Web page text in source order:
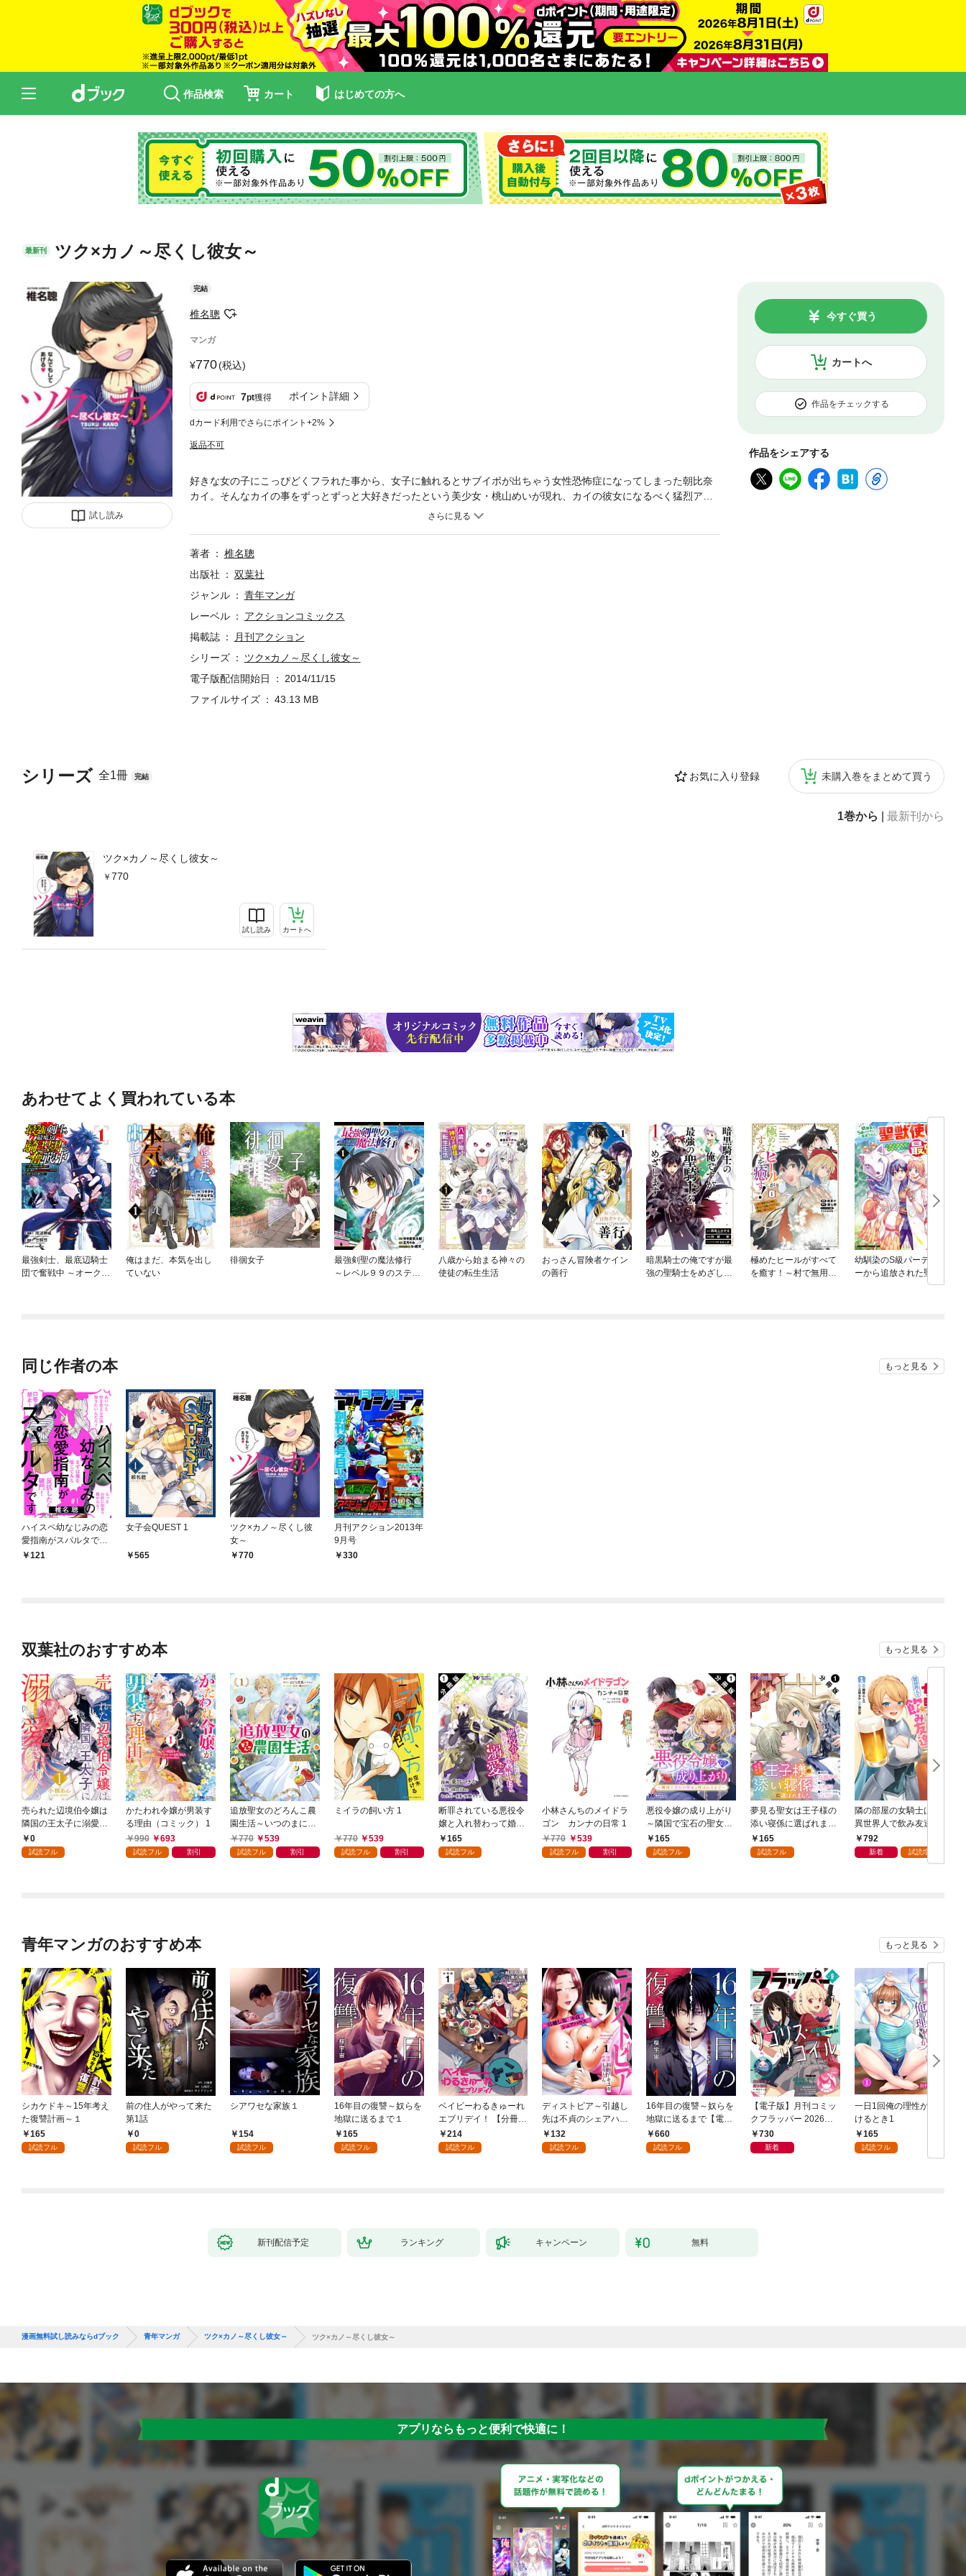
作品検索 カート はじめての方へ
最新刊 ツク×カノ～尽くし彼女～
試し読み
完結
椎名聰
マンガ
770(税込)
7pt獲得 ポイント詳細
dカード利用でさらにポイント+2%
返品不可
カートへ
今すぐ買う
作品をチェックする
作品をシェアする
シリーズ 全1冊 完結 お気に入り登録 未購入巻をまとめて買う
1巻から 最新刊から
ツク×カノ～尽くし彼女～
770
試し読み カートへ
好きな女の子にこっぴどくフラれた事から、女子に触れるとサブイボが出ちゃう女性恐怖症になってしまった朝比奈
カイ。そんなカイの事をずっとずっと大好きだったという美少女・桃山めいが現れ、カイの彼女になるべく猛烈アタ
ック＆アピールの日々。しかし、めいのアピールは酷く強引な「尽くし方」で…!?破天荒なカノジョにカレは振り回
著者
椎名聰
出版社
双葉社
ジャンル
青年マンガ
レーベル
アクションコミックス
掲載誌
月刊アクション
シリーズ
ツク×カノ～尽くし彼女～
電子版配信開始日
2014/11/15
ファイルサイズ
43.13 MB
あわせてよく買われている本
最強剣士、最底辺騎士
団で奮戦中 ～オークを
俺はまだ、本気を出し
ていない
徘徊女子
最強剣聖の魔法修行
～レベル９９のステー
八歳から始まる神々の
使徒の転生生活
おっさん冒険者ケイン
の善行
暗黒騎士の俺ですが最
強の聖騎士をめざしま
極めたヒールがすべて
を癒す！～村で無用に
幼馴染のS級パーティ
ーから追放された聖獣
使い。万能支援魔法と
同じ作者の本 もっと見る
ハイスペ幼なじみの恋
愛指南がスパルタです
1巻121
女子会QUEST 1
565
ツク×カノ～尽くし彼
女～
770
月刊アクション2013年
9月号
330
双葉社のおすすめ本 もっと見る
売られた辺境伯令嬢は
隣国の王太子に溺愛さ
れる 1
0
試読フル
かたわれ令嬢が男装す
る理由（コミック） 1
990
693
試読フル 割引
追放聖女のどろんこ農
園生活～いつのまにか
隣国を救ってしまいま
した～（コミック） 1
770 539
試読フル 割引
ミイラの飼い方 1
770 539
試読フル 割引
断罪されている悪役令
嬢と入れ替わって婚約
者たちをぶっ飛ばした
ら、溺愛が待っていま
165
試読フル
小林さんちのメイドラ
ゴン カンナの日常 1
770
539
試読フル 割引
悪役令嬢の成り上がり
～隣国で宝石の聖女と
呼ばれるまで～（コミ
ック） 分冊版 1
165
試読フル
夢見る聖女は王子様の
添い寝係に選ばれまし
た（コミック） 分冊版
1
165
試読フル
隣の部屋の女騎士は、
異世界人で飲み友達
（コミック） 1
792
新着 試読増量
青年マンガのおすすめ本 もっと見る
シカケドキ～15年考え
た復讐計画～１
165
試読フル
前の住人がやって来た
第1話
0
試読フル
シアワセな家族１
154
試読フル
16年目の復讐～奴らを
地獄に送るまで１
165
試読フル
ベイビーわるきゅーれ
エブリデイ！ 【分冊
版】 1
214
試読フル
ディストピア～引越し
先は不貞のシェアハウ
ス～１
132
試読フル
16年目の復讐～奴らを
地獄に送るまで【電子
単行本版】１
660
試読フル
【電子版】月刊コミッ
クフラッパー 2026年9
月号730
新着
一日1回俺の理性が負
けるとき1
165
試読フル
新刊配信予定 ランキング キャンペーン 無料
漫画無料試し読みならdブック 青年マンガ ツク×カノ～尽くし彼女～ ツク×カノ～尽くし彼女～
アプリならもっと便利で快適に！